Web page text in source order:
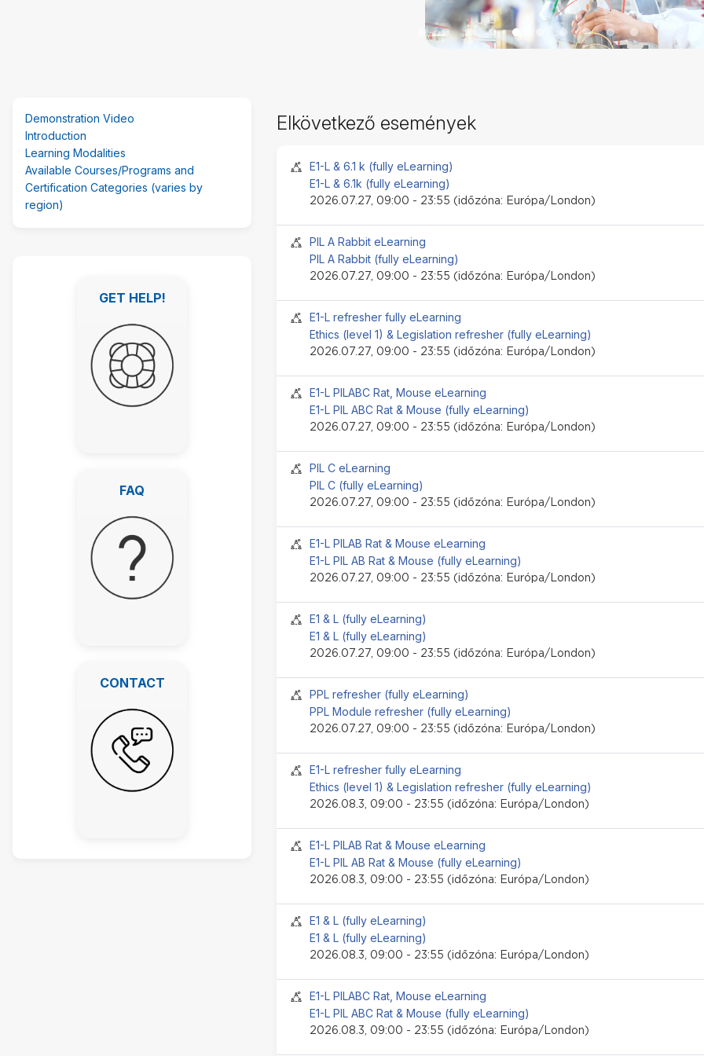
Elkövetkező események
Jelenléti esemény
E1-L & 6.1 k (fully eLearning)
E1-L & 6.1k (fully eLearning)
2026.07.27, 09:00 - 23:55 (időzóna: Európa/London)
Jelenléti esemény
PIL A Rabbit eLearning
PIL A Rabbit (fully eLearning)
2026.07.27, 09:00 - 23:55 (időzóna: Európa/London)
Jelenléti esemény
E1-L refresher fully eLearning
Ethics (level 1) & Legislation refresher (fully eLearning)
2026.07.27, 09:00 - 23:55 (időzóna: Európa/London)
Jelenléti esemény
E1-L PILABC Rat, Mouse eLearning
E1-L PIL ABC Rat & Mouse (fully eLearning)
2026.07.27, 09:00 - 23:55 (időzóna: Európa/London)
Jelenléti esemény
PIL C eLearning
PIL C (fully eLearning)
2026.07.27, 09:00 - 23:55 (időzóna: Európa/London)
Jelenléti esemény
E1-L PILAB Rat & Mouse eLearning
E1-L PIL AB Rat & Mouse (fully eLearning)
2026.07.27, 09:00 - 23:55 (időzóna: Európa/London)
Jelenléti esemény
E1 & L (fully eLearning)
E1 & L (fully eLearning)
2026.07.27, 09:00 - 23:55 (időzóna: Európa/London)
Jelenléti esemény
PPL refresher (fully eLearning)
PPL Module refresher (fully eLearning)
2026.07.27, 09:00 - 23:55 (időzóna: Európa/London)
Jelenléti esemény
E1-L refresher fully eLearning
Ethics (level 1) & Legislation refresher (fully eLearning)
2026.08.3, 09:00 - 23:55 (időzóna: Európa/London)
Jelenléti esemény
E1-L PILAB Rat & Mouse eLearning
E1-L PIL AB Rat & Mouse (fully eLearning)
2026.08.3, 09:00 - 23:55 (időzóna: Európa/London)
Jelenléti esemény
E1 & L (fully eLearning)
E1 & L (fully eLearning)
2026.08.3, 09:00 - 23:55 (időzóna: Európa/London)
Jelenléti esemény
E1-L PILABC Rat, Mouse eLearning
E1-L PIL ABC Rat & Mouse (fully eLearning)
2026.08.3, 09:00 - 23:55 (időzóna: Európa/London)
HTML-
blokk)
kihagyása
Demonstration Video
Introduction
Learning Modalities
Available Courses/Programs and
Certification Categories (varies by
region)
GET HELP!
FAQ
CONTACT